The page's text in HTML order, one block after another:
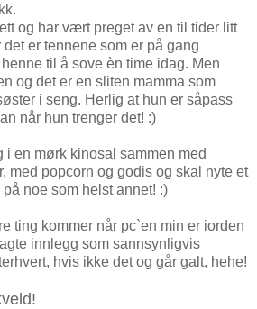
og har vært preget av en til tider litt
er tennene som er på gang
til å sove èn time idag. Men
og det er en sliten mamma som
i seng. Herlig at hun er såpass
når hun trenger det! :)
i en mørk kinosal sammen med
med popcorn og godis og skal nyte et
noe som helst annet! :)
ting kommer når pc`en min er iorden
innlegg som sannsynligvis
hvis ikke det og går galt, hehe!